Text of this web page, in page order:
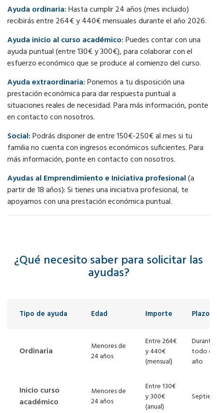
Ayuda ordinaria:Hasta cumplir 24 años (mes incluido)
recibirás entre 264€ y 440€ mensuales durante el año 2026.
Ayuda inicio al curso académico:Puedes contar con una
ayuda puntual (entre 130€ y 300€), para colaborar con el
esfuerzo económico que se produce al comienzo del curso.
Ayuda extraordinaria:Ponemos a tu disposición una
prestación económica para dar respuesta puntual a
situaciones reales de necesidad. Para más información, ponte
en contacto con nosotros.
Social:Podrás disponer de entre 150€-250€ al mes si tu
familia no cuenta con ingresos económicos suficientes. Para
más información, ponte en contacto con nosotros.
Ayudas al Emprendimiento e Iniciativa profesional(a
partir de 18 años): Si tienes una iniciativa profesional, te
apoyamos con una prestación económica puntual.
¿Qué necesito saber para solicitar las
ayudas?
Tipo de ayuda Edad Importe Plazo
Ordinaria
Menores de
24 años
Entre 264€
y 440€
(mensual)
Durante
todo el
año
Inicio curso
académico
Menores de
24 años
Entre 130€
y 300€
(anual)